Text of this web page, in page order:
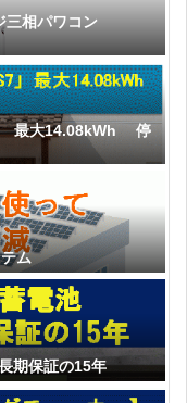
三相パワコン
最大14.08kWh 停
ム
期保証の15年